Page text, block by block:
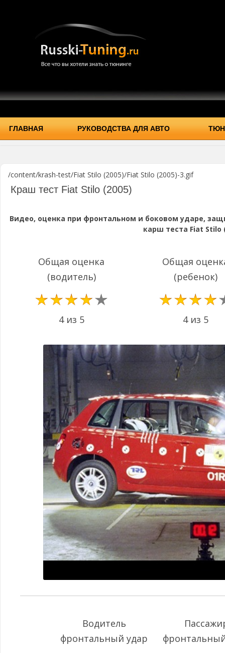
ГЛАВНАЯ РУКОВОДСТВА ДЛЯ АВТО
/content/krash-test/Fiat Stilo (2005)/Fiat Stilo (2005)-3.gif
Краш тест Fiat Stilo (2005)
Видео, оценка при фронтальном и боковом ударе,
карш теста Fiat Stilo
Общая оценка
(водитель)
4 из 5
Общая
(ребенок)
4 из 5
Водитель
фронтальный удар